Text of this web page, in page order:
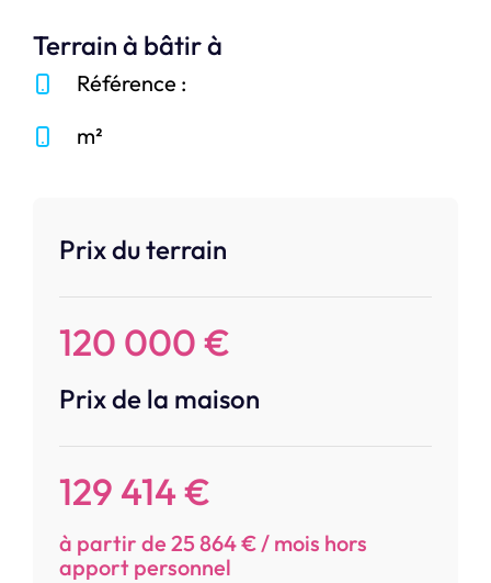
Prix du terrain
120 000 €
Prix de la maison
129 414 €
à partir de 25 864 € / mois hors
apport personnel
Terrain à bâtir à
Référence :
m²